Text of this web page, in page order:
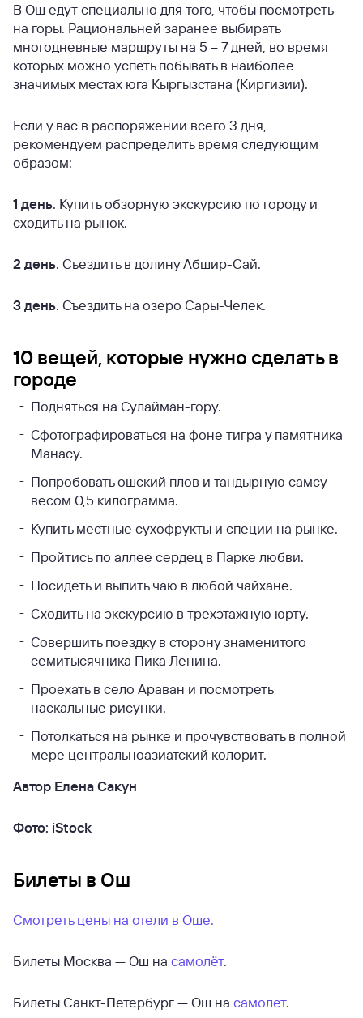
В Ош едут специально для того, чтобы посмотреть
на горы. Рациональней заранее выбирать
многодневные маршруты на 5 – 7 дней, во время
которых можно успеть побывать в наиболее
значимых местах юга Кыргызстана (Киргизии).
Если у вас в распоряжении всего 3 дня,
рекомендуем распределить время следующим
образом:
1 день. Купить обзорную экскурсию по городу и
сходить на рынок.
2 день. Съездить в долину Абшир-Сай.
3 день. Съездить на озеро Сары-Челек.
10 вещей, которые нужно сделать в
городе
Подняться на Сулайман-гору.
Сфотографироваться на фоне тигра у памятника
Манасу.
Попробовать ошский плов и тандырную самсу
весом 0,5 килограмма.
Купить местные сухофрукты и специи на рынке.
Пройтись по аллее сердец в Парке любви.
Посидеть и выпить чаю в любой чайхане.
Сходить на экскурсию в трехэтажную юрту.
Совершить поездку в сторону знаменитого
семитысячника Пика Ленина.
Проехать в село Араван и посмотреть
наскальные рисунки.
Потолкаться на рынке и прочувствовать в полной
мере центральноазиатский колорит.
Автор Елена Сакун
Фото: iStock
Билеты в Ош
Смотреть цены на отели в Оше.
Билеты Москва — Ош на самолёт.
Билеты Санкт-Петербург — Ош на самолет.